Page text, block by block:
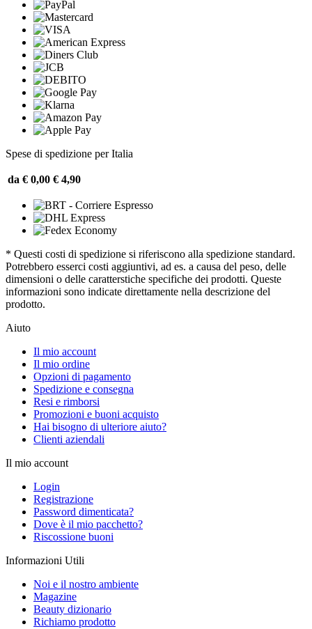
Spese di spedizione per Italia
da € 0,00 € 4,90
* Questi costi di spedizione si riferiscono alla spedizione standard.
Potrebbero esserci costi aggiuntivi, ad es. a causa del peso, delle
dimensioni o delle caratterstiche specifiche dei prodotti. Queste
informazioni sono indicate direttamente nella descrizione del
prodotto.
Aiuto
Il mio account
Il mio ordine
Opzioni di pagamento
Spedizione e consegna
Resi e rimborsi
Promozioni e buoni acquisto
Hai bisogno di ulteriore aiuto?
Clienti aziendali
Il mio account
Login
Registrazione
Password dimenticata?
Dove è il mio pacchetto?
Riscossione buoni
Informazioni Utili
Noi e il nostro ambiente
Magazine
Beauty dizionario
Richiamo prodotto